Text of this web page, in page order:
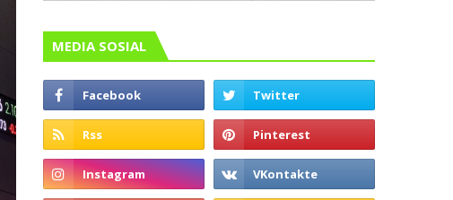
MEDIA SOSIAL